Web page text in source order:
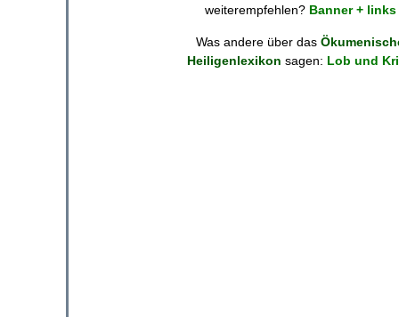
weiterempfehlen? Banner + links
Was andere über das
Heiligenlexikon sagen: Lob und